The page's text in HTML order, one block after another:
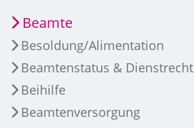
Beamte
Besoldung/Alimentation
Beamtenstatus & Dienstrecht
Beihilfe
Beamtenversorgung